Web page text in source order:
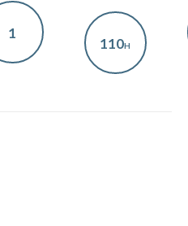
1
110H